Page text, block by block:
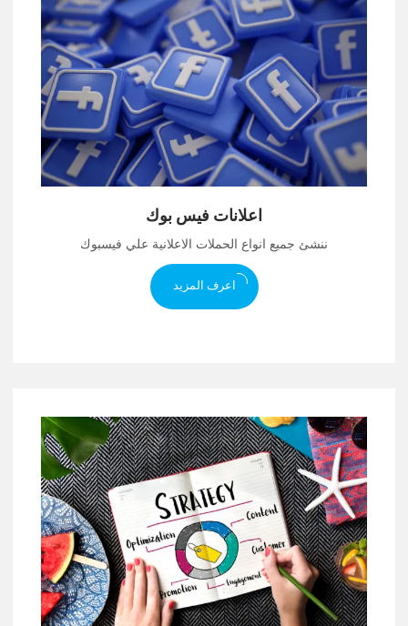
اعلانات فيس بوك
ننشئ جميع انواع الحملات الاعلانية علي فيسبوك
اعرف المزيد